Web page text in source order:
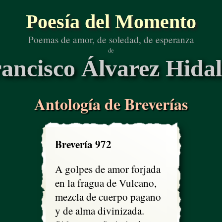
Poesía del Momento
Poemas de amor, de soledad, de esperanza
de
Álvarez
Antología de Breverías
Brevería 972
A golpes de amor forjada
en la fragua de Vulcano,
mezcla de cuerpo pagano
y de alma divinizada.